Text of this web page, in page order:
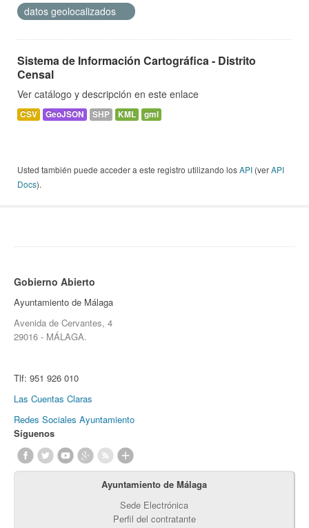
datos geolocalizados
Sistema de Información Cartográfica - Distrito
Censal
Ver catálogo y descripción en este enlace
CSV GeoJSON SHP KML gml
Usted también puede acceder a este registro utilizando losAPI (verAPI
Docs).
Gobierno Abierto
Ayuntamiento de Málaga
Avenida de Cervantes, 4
29016 - MÁLAGA.
Tlf: 951 926 010
Las Cuentas Claras
Redes Sociales Ayuntamiento
Síguenos
Ayuntamiento de Málaga
Sede Electrónica
Perfil del contratante